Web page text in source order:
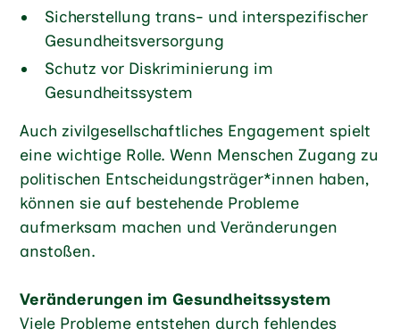
Sicherstellung trans- und interspezifischer
Gesundheitsversorgung
Schutz vor Diskriminierung im
Gesundheitssystem
Auch zivilgesellschaftliches Engagement spielt
eine wichtige Rolle. Wenn Menschen Zugang zu
politischen Entscheidungsträger*innen haben,
können sie auf bestehende Probleme
aufmerksam machen und Veränderungen
anstoßen.
Veränderungen im Gesundheitssystem
Viele Probleme entstehen durch fehlendes